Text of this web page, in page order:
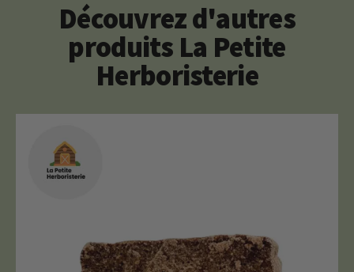
Découvrez d'autres
produits La Petite
Herboristerie